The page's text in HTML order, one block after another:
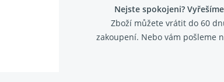
Nejste spokojeni?
Zboží můžete vrátit do 60
zakoupení. Nebo vám pošleme